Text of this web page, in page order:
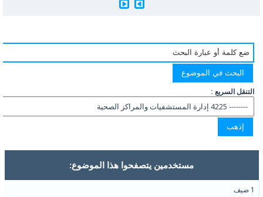
التنقل السريع :
مستخدمين يتصفحوا هذا الموضوع: